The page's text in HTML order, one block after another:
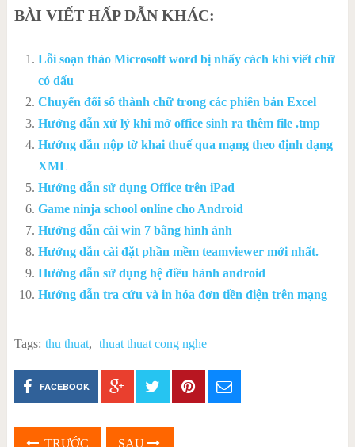
BÀI VIẾT HẤP DẪN KHÁC:
Lỗi soạn thảo Microsoft word bị nhẩy cách khi viết chữ
có dấu
Chuyển đổi số thành chữ trong các phiên bản Excel
Hướng dẫn xử lý khi mở office sinh ra thêm file .tmp
Hướng dẫn nộp tờ khai thuế qua mạng theo định dạng
XML
Hướng dẫn sử dụng Office trên iPad
Game ninja school online cho Android
Hướng dẫn cài win 7 bằng hình ảnh
Hướng dẫn cài đặt phần mềm teamviewer mới nhất.
Hướng dẫn sử dụng hệ điều hành android
Hướng dẫn tra cứu và in hóa đơn tiền điện trên mạng
Tags: thu thuat, thuat thuat cong nghe
FACEBOOK
TRƯỚC SAU